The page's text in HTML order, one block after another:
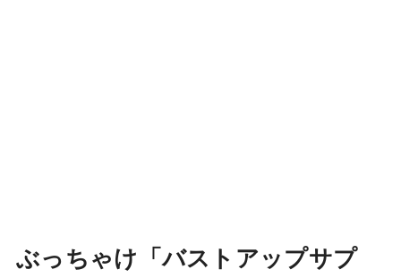
ぶっちゃけ「バストアップサプ